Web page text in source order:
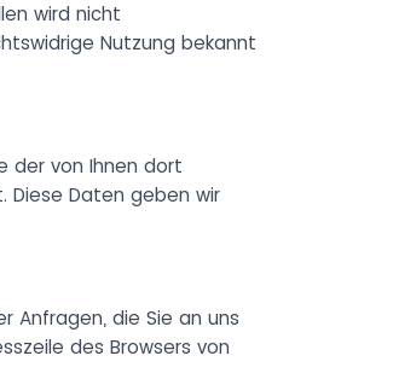
wird nicht
Nutzung bekannt
der von Ihnen dort
Diese Daten geben wir
Anfragen, die Sie an uns
des Browsers von